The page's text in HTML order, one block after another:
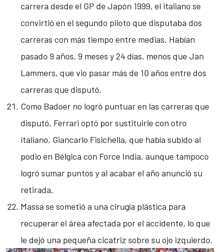
carrera desde el GP de Japón 1999, el italiano se
convirtió en el segundo piloto que disputaba dos
carreras con más tiempo entre medias. Habían
pasado 9 años, 9 meses y 24 días, menos que Jan
Lammers, que vio pasar más de 10 años entre dos
carreras que disputó.
Como Badoer no logró puntuar en las carreras que
disputó, Ferrari optó por sustituirle con otro
italiano, Giancarlo Fisichella, que había subido al
podio en Bélgica con Force India, aunque tampoco
logró sumar puntos y al acabar el año anunció su
retirada.
Massa se sometió a una cirugía plástica para
recuperar el área afectada por el accidente, lo que
le dejó una pequeña cicatriz sobre su ojo izquierdo.